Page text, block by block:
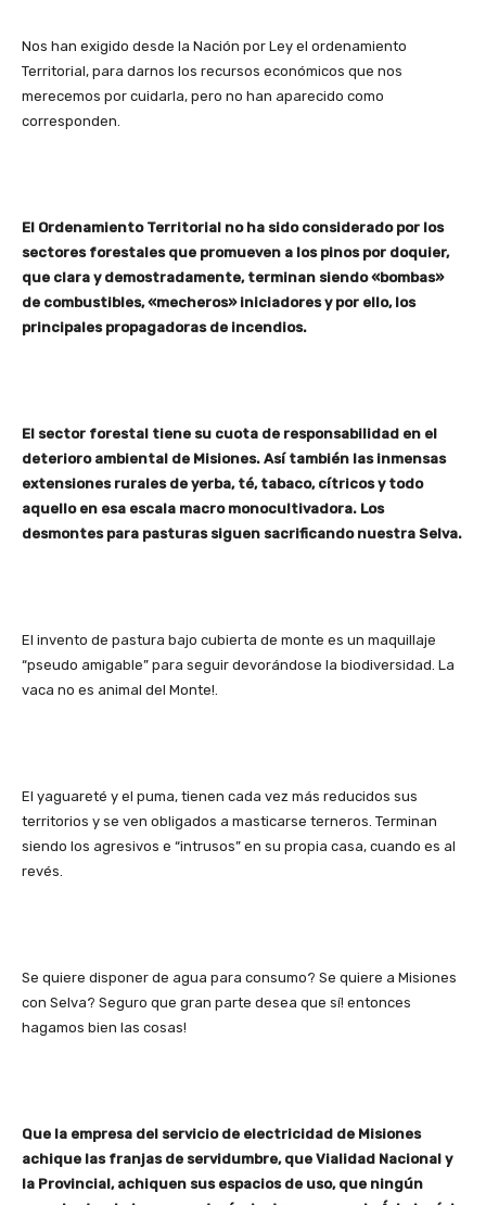
Nos han exigido desde la Nación por Ley el ordenamiento
Territorial, para darnos los recursos económicos que nos
merecemos por cuidarla, pero no han aparecido como
corresponden.
El Ordenamiento Territorial no ha sido considerado por los
sectores forestales que promueven a los pinos por doquier,
que clara y demostradamente, terminan siendo «bombas»
de combustibles, «mecheros» iniciadores y por ello, los
principales propagadoras de incendios.
El sector forestal tiene su cuota de responsabilidad en el
deterioro ambiental de Misiones. Así también las inmensas
extensiones rurales de yerba, té, tabaco, cítricos y todo
aquello en esa escala macro monocultivadora. Los
desmontes para pasturas siguen sacrificando nuestra Selva.
El invento de pastura bajo cubierta de monte es un maquillaje
“pseudo amigable” para seguir devorándose la biodiversidad. La
vaca no es animal del Monte!.
El yaguareté y el puma, tienen cada vez más reducidos sus
territorios y se ven obligados a masticarse terneros. Terminan
siendo los agresivos e “intrusos” en su propia casa, cuando es al
revés.
Se quiere disponer de agua para consumo? Se quiere a Misiones
con Selva? Seguro que gran parte desea que sí! entonces
hagamos bien las cosas!
Que la empresa del servicio de electricidad de Misiones
achique las franjas de servidumbre, que Vialidad Nacional y
la Provincial, achiquen sus espacios de uso, que ningún